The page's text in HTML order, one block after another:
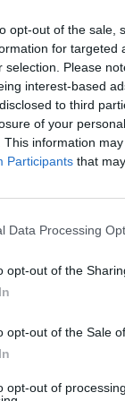
opt-out of the sale,
for targeted
selection. Please
interest-based
to third
of your
This information
Participants that
Data Processing
opt-out of the
opt-out of the Sale
opt-out of
NA
ZUS, na
które mogą
Pieniądze
kont